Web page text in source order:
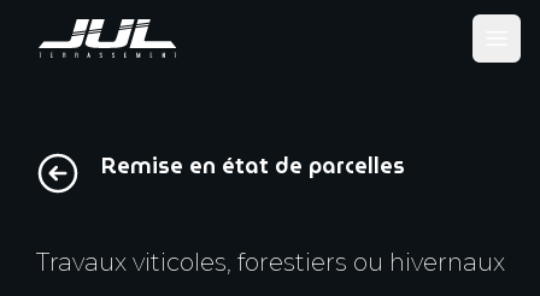
Remise en état de parcelles
Travaux viticoles, forestiers ou hivernaux